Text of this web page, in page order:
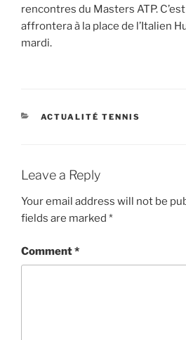
rencontres du Masters ATP.
affrontera à la place de l’Italien
mardi.
CATEGORIES
ACTUALITÉ TENNIS
Leave a Reply
Your email address will not be
fields are marked *
Comment*